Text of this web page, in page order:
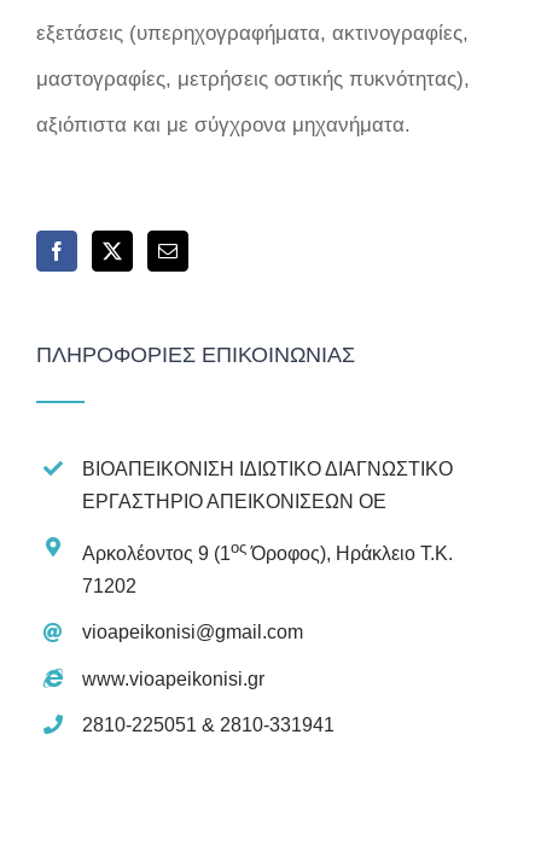
εξετάσεις (υπερηχογραφήματα, ακτινογραφίες,
μαστογραφίες, μετρήσεις οστικής πυκνότητας),
αξιόπιστα και με σύγχρονα μηχανήματα.
ΠΛΗΡΟΦΟΡΊΕΣ ΕΠΙΚΟΙΝΩΝΊΑΣ
ΒΙΟΑΠΕΙΚΟΝΙΣΗ ΙΔΙΩΤΙΚΟ ΔΙΑΓΝΩΣΤΙΚΟ
ΕΡΓΑΣΤΗΡΙΟ ΑΠΕΙΚΟΝΙΣΕΩΝ ΟΕ
Αρκολέοντος 9 (1ος Όροφος), Ηράκλειο Τ.Κ.
71202
vioapeikonisi@gmail.com
www.vioapeikonisi.gr
2810-225051 & 2810-331941